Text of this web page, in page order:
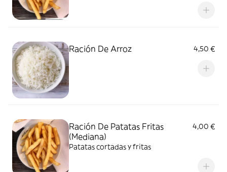
Ración De Arroz 4,50 €
Ración De Patatas Fritas
(Mediana)
4,00 €
Patatas cortadas y fritas